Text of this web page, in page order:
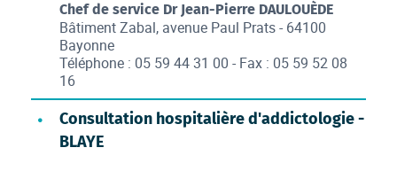
Chef de service Dr Jean-Pierre DAULOUÈDE
Bâtiment Zabal, avenue Paul Prats - 64100
Bayonne
Téléphone : 05 59 44 31 00 - Fax : 05 59 52 08
16
Consultation hospitalière d'addictologie -
BLAYE